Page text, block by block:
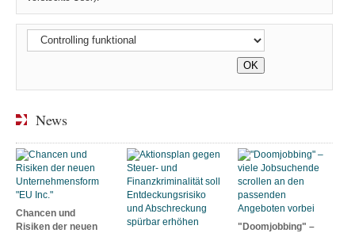
News
Chancen und
Risiken der neuen
"Doomjobbing" –